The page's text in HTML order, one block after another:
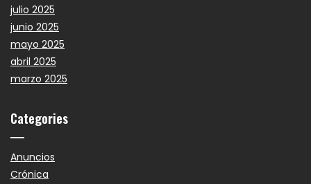
julio 2025
junio 2025
mayo 2025
abril 2025
marzo 2025
Categories
Anuncios
Crónica